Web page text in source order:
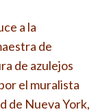
a la
de
de azulejos
el muralista
de Nueva York,